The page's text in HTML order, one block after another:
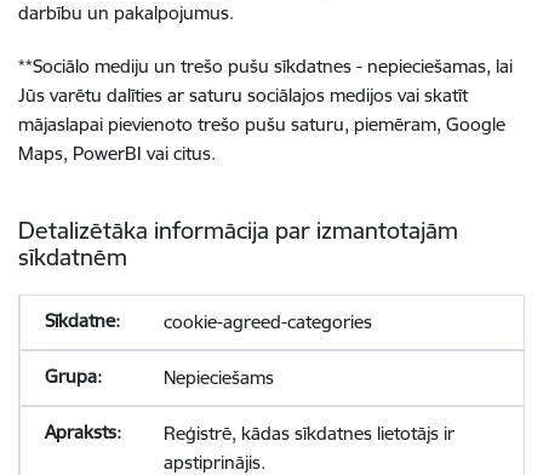
darbību un pakalpojumus.
**Sociālo mediju un trešo pušu sīkdatnes - nepieciešamas, lai
Jūs varētu dalīties ar saturu sociālajos medijos vai skatīt
mājaslapai pievienoto trešo pušu saturu, piemēram, Google
Maps, PowerBI vai citus.
Detalizētāka informācija par izmantotajām
sīkdatnēm
cookie-agreed-categories
Nepieciešams
Reģistrē, kādas sīkdatnes lietotājs ir
apstiprinājis.